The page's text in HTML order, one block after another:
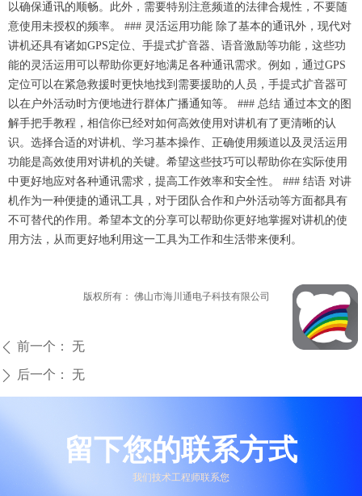
以确保通讯的顺畅。此外，需要特别注意频道的法律合规性，不要随
意使用未授权的频率。 ### 灵活运用功能 除了基本的通讯外，现代对
讲机还具有诸如GPS定位、手提式扩音器、语音激励等功能，这些功
能的灵活运用可以帮助你更好地满足各种通讯需求。例如，通过GPS
定位可以在紧急救援时更快地找到需要援助的人员，手提式扩音器可
以在户外活动时方便地进行群体广播通知等。 ### 总结 通过本文的图
解手把手教程，相信你已经对如何高效使用对讲机有了更清晰的认
识。选择合适的对讲机、学习基本操作、正确使用频道以及灵活运用
功能是高效使用对讲机的关键。希望这些技巧可以帮助你在实际使用
中更好地应对各种通讯需求，提高工作效率和安全性。 ### 结语 对讲
机作为一种便捷的通讯工具，对于团队合作和户外活动等方面都具有
不可替代的作用。希望本文的分享可以帮助你更好地掌握对讲机的使
用方法，从而更好地利用这一工具为工作和生活带来便利。
ꄴ 前一个： 无
ꄲ 后一个： 无
留下您的联系方式
我们技术工程师联系您
版权所有： 佛山市海川通电子科技有限公司